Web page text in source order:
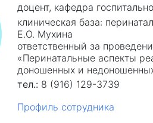
доцент, кафедра
клиническая база:
Е.О. Мухина
ответственный за
«Перинатальные аспекты
доношенных и
8 (916) 129-3739
Профиль сотрудника